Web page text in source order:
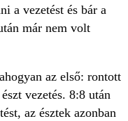
a vezetést és bár a
már nem volt
az első: rontott
vezetés. 8:8 után
az észtek azonban